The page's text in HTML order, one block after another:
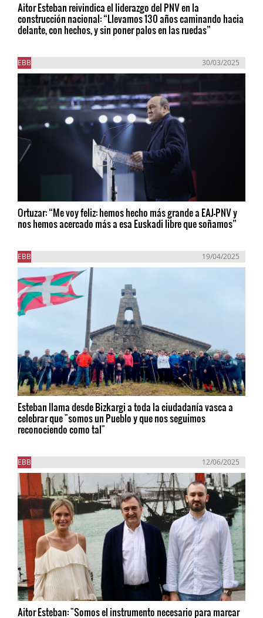
Aitor Esteban reivindica el liderazgo del PNV en la
construcción nacional: “Llevamos 130 años caminando hacia
delante, con hechos, y sin poner palos en las ruedas”
EBB 30/03/2025
Ortuzar: “Me voy feliz: hemos hecho más grande a EAJ-PNV y
nos hemos acercado más a esa Euskadi libre que soñamos”
EBB 19/04/2025
Esteban llama desde Bizkargi a toda la ciudadanía vasca a
celebrar que "somos un Pueblo y que nos seguimos
reconociendo como tal"
EBB 12/06/2025
Aitor Esteban: "Somos el instrumento necesario para marcar